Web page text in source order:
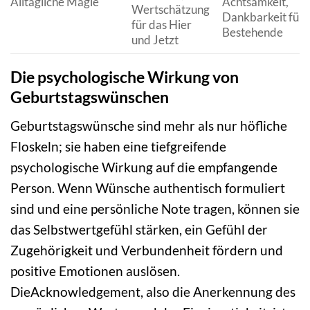
Wertschätzung
für das Hier
und Jetzt
Dankbarkeit für
Bestehende
Die psychologische Wirkung von
Geburtstagswünschen
Geburtstagswünsche sind mehr als nur höfliche
Floskeln; sie haben eine tiefgreifende
psychologische Wirkung auf die empfangende
Person. Wenn Wünsche authentisch formuliert
sind und eine persönliche Note tragen, können sie
das Selbstwertgefühl stärken, ein Gefühl der
Zugehörigkeit und Verbundenheit fördern und
positive Emotionen auslösen.
DieAcknowledgement, also die Anerkennung des